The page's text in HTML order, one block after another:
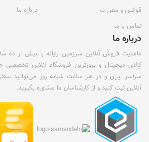
قوانین و مقررات
درباره ما
تماس با ما
درباره ما
عاملیت فروش آنلاین سرزمین رایانه با بیش از ده
کالای دیجیتال و بروزترین فروشگاه آنلاین
سراسر ایران و در هر ساعت شبانه روز می‌توانید
آنلاین ثبت کنید و از کارشناسان ما مشاوره بگیرید.